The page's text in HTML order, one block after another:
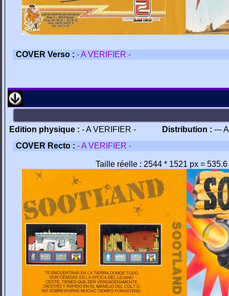
COVER Verso : - A VERIFIER -
Edition physique : - A VERIFIER - Distribution : ---
COVER Recto : - A VERIFIER -
Taille réelle : 2544 * 1521 px =